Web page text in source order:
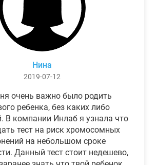
Нина
2019-07-12
очень важно было родить
ребенка, без каких либо
В компании Инлаб я узнала что
тест на риск хромосомных
на небольшом сроке
Данный тест стоит недешево,